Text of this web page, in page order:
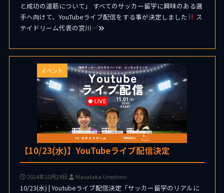
と成功の道筋について」 すべてのサッカー留学に興味のある選
手へ向けて、YouTubeライブ配信をする事が決定しました
ス
テイドリーム代表の宮川…
イベント
【10/23(水)】YouTubeライブ配信決定
2024年10月29日 Masataka Ureshino
10/23(水) | Youtubeライブ配信決定「サッカー留学のリアルに